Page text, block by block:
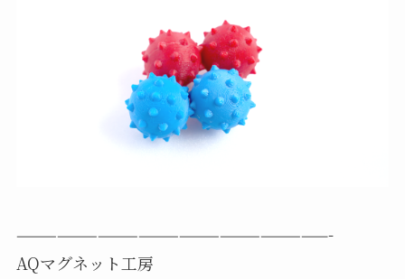
———————————————————————-
AQマグネット工房